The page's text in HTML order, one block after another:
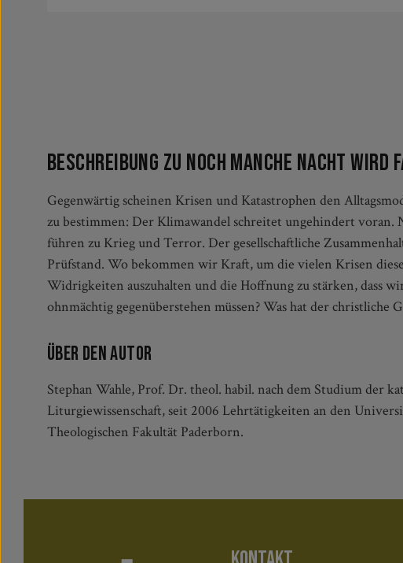
Beschreibung zu Noch manche Nacht wird
Gegenwärtig scheinen Krisen und Katastrophen den
zu bestimmen: Der Klimawandel schreitet ungehindert voran.
führen zu Krieg und Terror. Der gesellschaftliche
Prüfstand. Wo bekommen wir Kraft, um die vielen Krisen
Widrigkeiten auszuhalten und die Hoffnung zu stärken, dass
ohnmächtig gegenüberstehen müssen? Was hat der christliche
und ist er überhaupt noch eine Quelle, nach der Menschen
Gottesdienste und kirchliche Rituale, die Kraft zum Guten zu
in Krisenzeiten zu einer Sinn- und Kraftressource werden und
Orientierung und Optimismus spenden kann, davon soll in
Über den Autor
Stephan Wahle, Prof. Dr. theol. habil. nach dem Studium der
Liturgiewissenschaft, seit 2006 Lehrtätigkeiten an den
Theologischen Fakultät Paderborn.